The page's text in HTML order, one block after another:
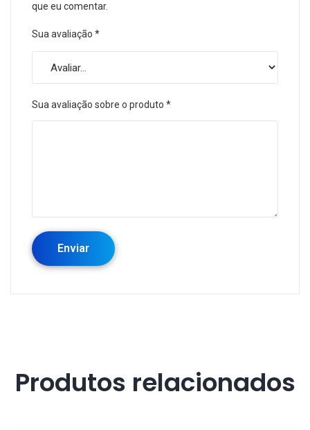
que eu comentar.
Sua avaliação *
Sua avaliação sobre o produto *
Produtos relacionados